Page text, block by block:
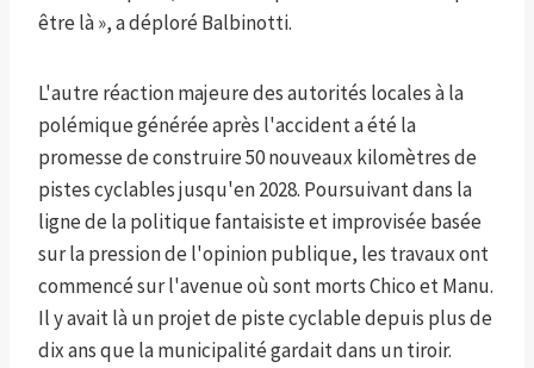
être là », a déploré Balbinotti.
L'autre réaction majeure des autorités locales à la
polémique générée après l'accident a été la
promesse de construire 50 nouveaux kilomètres de
pistes cyclables jusqu'en 2028. Poursuivant dans la
ligne de la politique fantaisiste et improvisée basée
sur la pression de l'opinion publique, les travaux ont
commencé sur l'avenue où sont morts Chico et Manu.
Il y avait là un projet de piste cyclable depuis plus de
dix ans que la municipalité gardait dans un tiroir.